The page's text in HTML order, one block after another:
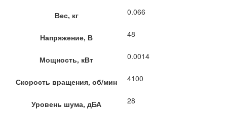
Вес, кг 0.066
Напряжение, В 48
Мощность, кВт 0.0014
Скорость вращения, об/мин 4100
Уровень шума, дБА 28